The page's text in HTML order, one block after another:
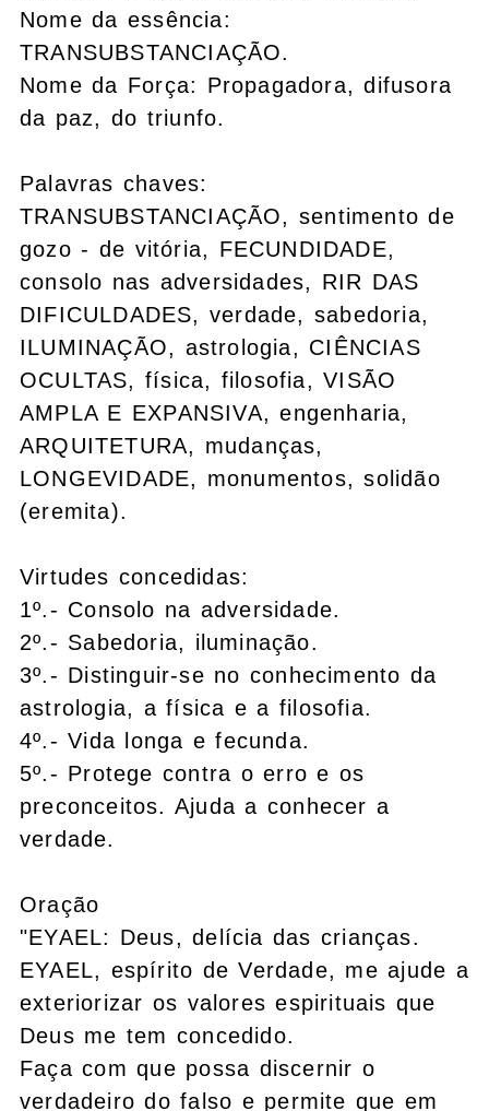
Nome da essência:
TRANSUBSTANCIAÇÃO.
Nome da Força: Propagadora, difusora
da paz, do triunfo.
Palavras chaves:
TRANSUBSTANCIAÇÃO, sentimento de
gozo - de vitória, FECUNDIDADE,
consolo nas adversidades, RIR DAS
DIFICULDADES, verdade, sabedoria,
ILUMINAÇÃO, astrologia, CIÊNCIAS
OCULTAS, física, filosofia, VISÃO
AMPLA E EXPANSIVA, engenharia,
ARQUITETURA, mudanças,
LONGEVIDADE, monumentos, solidão
(eremita).
Virtudes concedidas:
1º.- Consolo na adversidade.
2º.- Sabedoria, iluminação.
3º.- Distinguir-se no conhecimento da
astrologia, a física e a filosofia.
4º.- Vida longa e fecunda.
5º.- Protege contra o erro e os
preconceitos. Ajuda a conhecer a
verdade.
Oração
"EYAEL: Deus, delícia das crianças.
EYAEL, espírito de Verdade, me ajude a
exteriorizar os valores espirituais que
Deus me tem concedido.
Faça com que possa discernir o
verdadeiro do falso e permite que em